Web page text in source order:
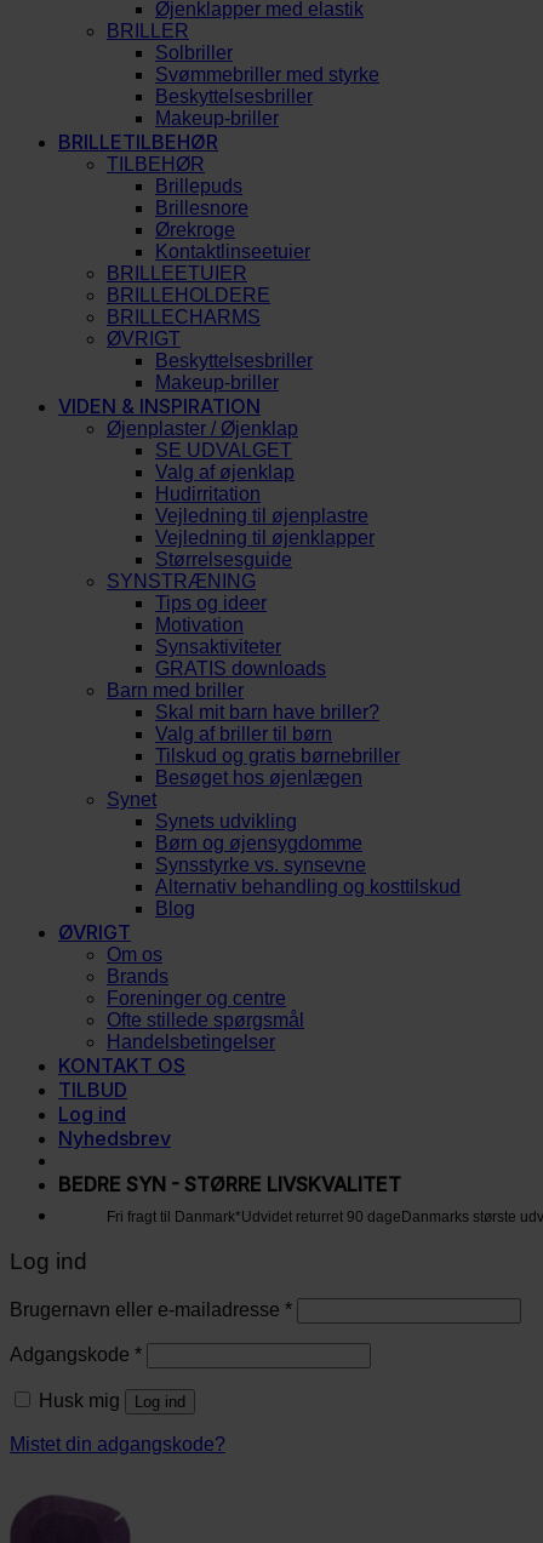
Øjenklapper med elastik
BRILLER
Solbriller
Svømmebriller med styrke
Beskyttelsesbriller
Makeup-briller
BRILLETILBEHØR
TILBEHØR
Brillepuds
Brillesnore
Ørekroge
Kontaktlinseetuier
BRILLEETUIER
BRILLEHOLDERE
BRILLECHARMS
ØVRIGT
Beskyttelsesbriller
Makeup-briller
VIDEN & INSPIRATION
Øjenplaster / Øjenklap
SE UDVALGET
Valg af øjenklap
Hudirritation
Vejledning til øjenplastre
Vejledning til øjenklapper
Størrelsesguide
SYNSTRÆNING
Tips og ideer
Motivation
Synsaktiviteter
GRATIS downloads
Barn med briller
Skal mit barn have briller?
Valg af briller til børn
Tilskud og gratis børnebriller
Besøget hos øjenlægen
Synet
Synets udvikling
Børn og øjensygdomme
Synsstyrke vs. synsevne
Alternativ behandling og kosttilskud
Blog
ØVRIGT
Om os
Brands
Foreninger og centre
Ofte stillede spørgsmål
Handelsbetingelser
KONTAKT OS
TILBUD
Log ind
Nyhedsbrev
BEDRE SYN - STØRRE LIVSKVALITET
Fri fragt til Danmark*Udvidet returret 90 dageDanmarks største
Log ind
Brugernavn eller e-mailadresse *
Adgangskode *
Husk mig Log ind
Mistet din adgangskode?